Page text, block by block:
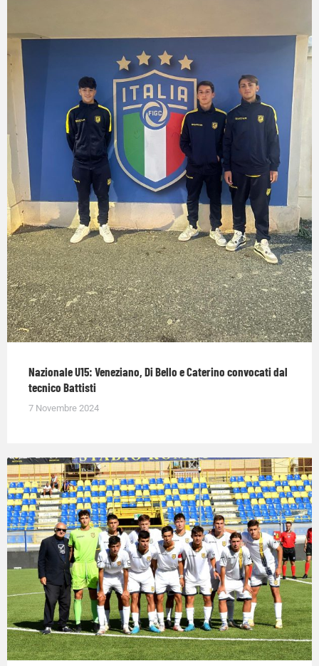
Nazionale U15: Veneziano, Di Bello e Caterino convocati dal
tecnico Battisti
7 Novembre 2024